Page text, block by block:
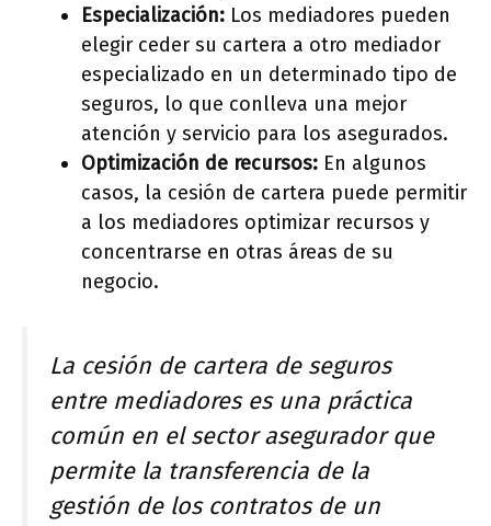
Especialización: Los mediadores pueden
elegir ceder su cartera a otro mediador
especializado en un determinado tipo de
seguros, lo que conlleva una mejor
atención y servicio para los asegurados.
Optimización de recursos: En algunos
casos, la cesión de cartera puede permitir
a los mediadores optimizar recursos y
concentrarse en otras áreas de su
negocio.
La cesión de cartera de seguros
entre mediadores es una práctica
común en el sector asegurador que
permite la transferencia de la
gestión de los contratos de un